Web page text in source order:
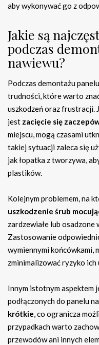
aby wykonywać go z
Jakie są
podczas
nawiewu?
Podczas demontażu
trudności, które warto
uszkodzeń oraz frustracji.
jest zacięcie się
miejscu, mogą czasami
takiej sytuacji zaleca się
jak łopatka z tworzywa,
plastików.
Kolejnym problemem, na
uszkodzenie śrub
zardzewiałe lub
Zastosowanie
wymiennymi końcówkami,
zminimalizować ryzyko ich
Innym istotnym aspektem
podłączonych do panelu
krótkie, co ogranicza
przypadkach warto
przewodów ani innych